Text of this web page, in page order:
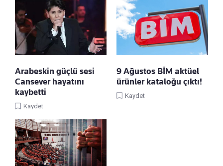
Arabeskin güçlü sesi
Cansever hayatını
kaybetti
Kaydet
9 Ağustos BİM aktüel
ürünler kataloğu çıktı!
Kaydet